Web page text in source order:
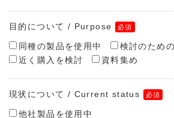
目的について / Purpose
同種の製品を使用中
検討のため
近く購入を検討
資料集め
現状について / Current status
他社製品を使用中